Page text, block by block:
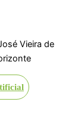
Vieira de